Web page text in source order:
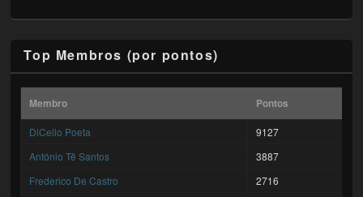
Top Membros (por pontos)
Membro Pontos
DiCello Poeta
9127
António Tê Santos
3887
Frederico De Castro
2716